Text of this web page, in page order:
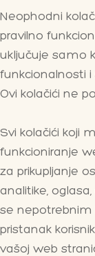
Neophodni
pravilno
uključuje samo
funkcionalnosti
Ovi kolačići ne
Svi kolačići koji
funkcioniranje
za prikupljanje
analitike,
se nepotrebnim
pristanak
vašoj web